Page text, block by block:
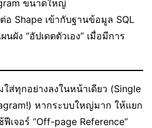
ขนาดใหญ่
อ Shape เข้ากับฐานข้อมูล SQL
ผัง “อัปเดตตัวเอง” เมื่อมีการ
ใส่ทุกอย่างลงในหน้าเดียว (Single
หากระบบใหญ่มาก ให้แยก
เจอร์ “Off-page Reference”